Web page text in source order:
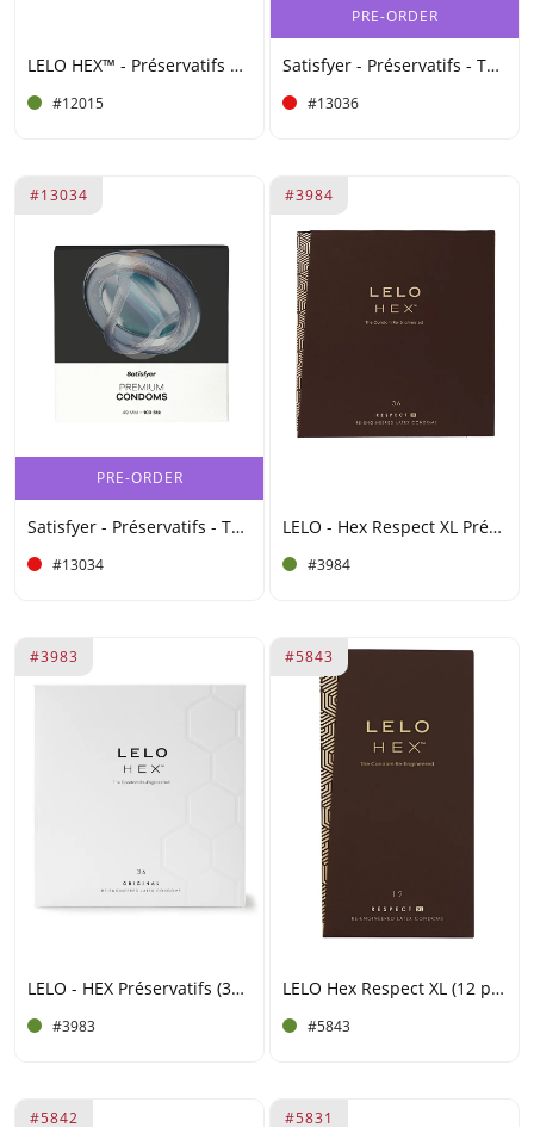
LELO HEX™ - Préservatifs Organic (lot de 36)
#12015
PRE-ORDER
Satisfyer - Préservatifs - Taille 57 (L) - 100 unités
#13036
PRE-ORDER
#13034
Satisfyer - Préservatifs - Taille 49 (S) - 100 unités
#13034
#3984
LELO - Hex Respect XL Préservatifs (36 pièces)
#3984
#3983
LELO - HEX Préservatifs (36 pièces)
#3983
#5843
LELO Hex Respect XL (12 pack)
#5843
#5842 #5831